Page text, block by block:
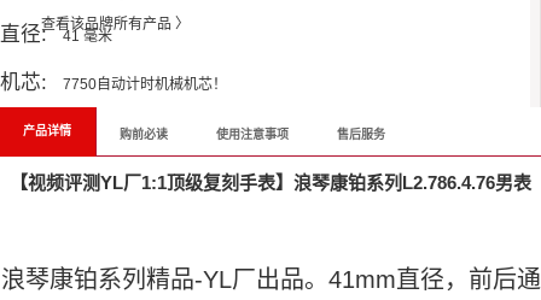
查看该品牌所有产品 〉
直径: 41 毫米
机芯: 7750自动计时机械机芯！
产品详情 购前必读 使用注意事项 售后服务
【视频评测YL厂1:1顶级复刻手表】浪琴康铂系列L2.786.4.76男表
浪琴康铂系列精品-YL厂出品。41mm直径，前后通